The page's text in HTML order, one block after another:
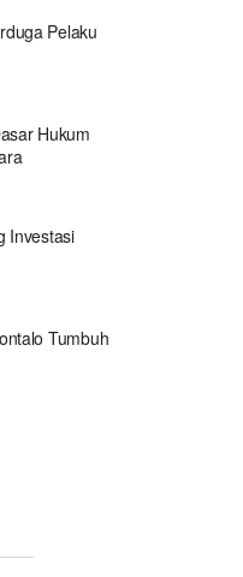
Pelaku
Hukum
Investasi
Tumbuh